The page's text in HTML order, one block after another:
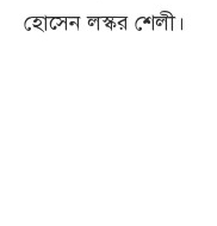
হোসেন লস্কর শেলী।